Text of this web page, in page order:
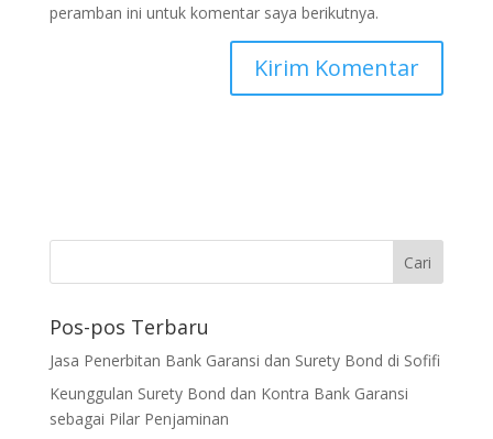
peramban ini untuk komentar saya berikutnya.
Pos-pos Terbaru
Jasa Penerbitan Bank Garansi dan Surety Bond di Sofifi
Keunggulan Surety Bond dan Kontra Bank Garansi
sebagai Pilar Penjaminan